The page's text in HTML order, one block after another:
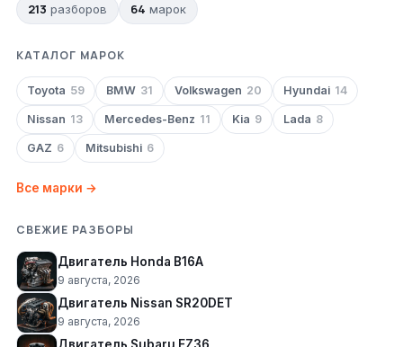
213 разборов 64 марок
КАТАЛОГ МАРОК
Toyota 59 BMW 31 Volkswagen 20 Hyundai 14
Nissan 13 Mercedes-Benz 11 Kia 9 Lada 8
GAZ 6 Mitsubishi 6
Все марки →
СВЕЖИЕ РАЗБОРЫ
Двигатель Honda B16A
9 августа, 2026
Двигатель Nissan SR20DET
9 августа, 2026